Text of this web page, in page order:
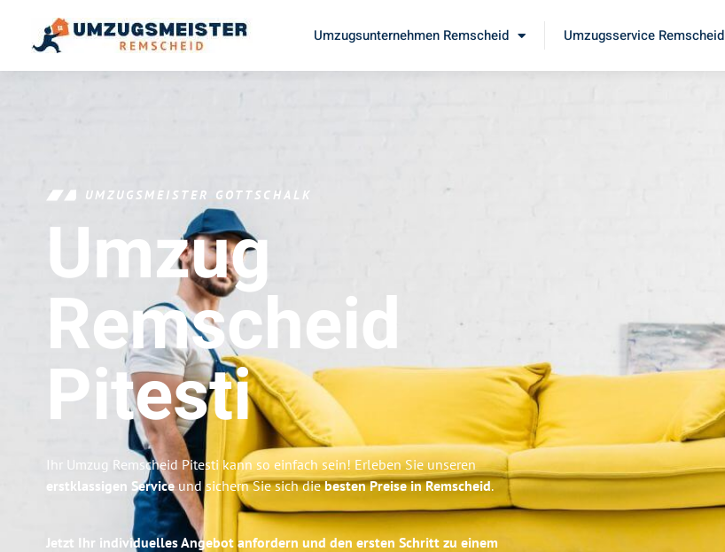
Umzugsunternehmen Remscheid Umzugsservice Remscheid
UMZUGSMEISTER GOTTSCHALK
Umzug
Remscheid
Pitesti
Ihr Umzug Remscheid Pitesti kann so einfach sein! Erleben Sie unseren
erstklassigen Serviceund sichern Sie sich diebesten Preise in Remscheid.
Jetzt Ihr individuelles Angebot anfordern und den ersten Schritt zu einem